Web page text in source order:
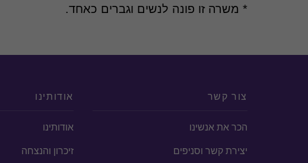
* משרה זו פונה לנשים וגברים כאחד.
צור קשר
הכר את אנשינו
יצירת קשר וסניפים
אודותינו
אודותינו
זיכרון והנצחה